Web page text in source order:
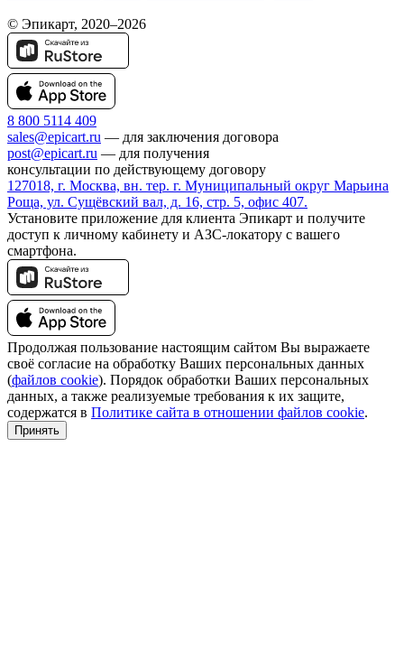
© Эпикарт, 2020–2026
8 800 5114 409
sales@epicart.ru ― для заключения договора
post@epicart.ru ― для получения
консультации по действующему договору
127018, г. Москва, вн. тер. г. Муниципальный округ Марьина
Роща, ул. Сущёвский вал, д. 16, стр. 5, офис 407.
Установите приложение для клиента Эпикарт и получите
доступ к личному кабинету и АЗС-локатору с вашего
смартфона.
Продолжая пользование настоящим сайтом Вы выражаете
своё согласие на обработку Ваших персональных данных
(файлов cookie). Порядок обработки Ваших персональных
данных, а также реализуемые требования к их защите,
содержатся в Политике сайта в отношении файлов cookie.
Принять